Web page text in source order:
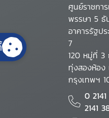
ศูนย์ราชกา
พรรษา 5 ธั
อาคารรัฐป
7
120 หมู่ที่ 3
ทุ่งสองห้อง
กรุงเทพฯ
0
2141